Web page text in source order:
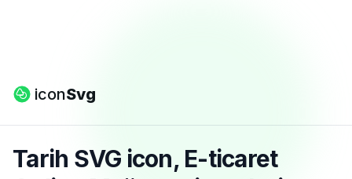
iconSvg
Tarih SVG icon, E-ticaret